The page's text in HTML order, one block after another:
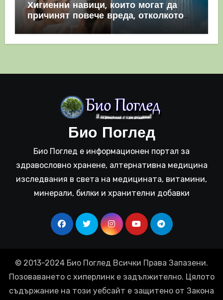
Хигиенни навици, които могат да
причинят повече вреда, отколкото
полза
Био Поглед
Био Поглед е информационен портал за
здравословно хранене, алтернативна медицина
изследвания в света на медицината, витамини,
минерали, билки и хранителни добавки
© 2013-2024 Био Поглед Всички Права Запазени.
Позоваването с хиперлинк е задължително. Цялото
съдържание на този уебсайт е защитено от Закона